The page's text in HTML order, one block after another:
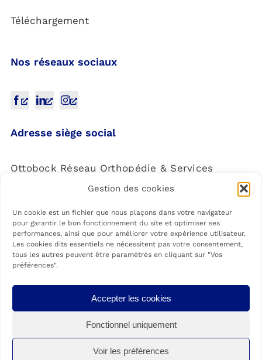
Gestion des cookies
Un cookie est un fichier que nous plaçons dans votre navigateur
pour garantir le bon fonctionnement du site et optimiser ses
performances, ainsi que pour améliorer votre expérience utilisateur.
Les cookies dits essentiels ne nécessitent pas votre consentement,
tous les autres peuvent être paramétrés en cliquant sur "Vos
préférences".
Accepter les cookies
Fonctionnel uniquement
Voir les préférences
Téléchargement
Nos réseaux sociaux
Adresse siège social
Ottobock Réseau Orthopédie & Services
4 Rue de la Réunion,
91940 Les Ulis
Orthopédie & Services, Société par actions simplifiée à associé unique
spécialisée dans la fabrication de matériel médico-chirurgical (Code NAF
3250A). Siège social situé au 4 rue de la Réunion, 91940 LES ULIS.
Immatriculée au RCS le 05-05-2021. Numéro siret : 89901192800012.
Président : M Oliver JAKOBI.